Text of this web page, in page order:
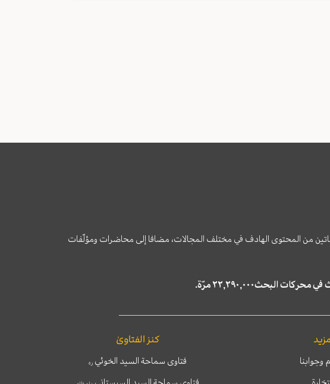
من المحتوى الهادف في مختلف المجالات، مضافا إلى محاضرات ومؤلّفات
وجوابنا
كنز الفتاوىٰ
فتاوى سماحة السيد الخوئي ره